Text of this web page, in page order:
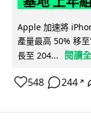
Apple 加速將
產量最高 50% 移
長至 204...
閱讀
548 244 ↗